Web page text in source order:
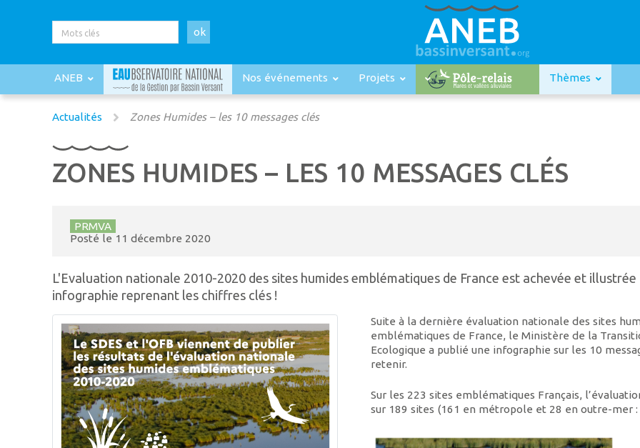
ok
ANEB Nos événements Projets Thèmes
Actualités Zones Humides – les 10 messages clés
ZONES HUMIDES – LES 10 MESSAGES CLÉS
PRMVA
Posté le 11 décembre 2020
L'Evaluation nationale 2010-2020 des sites humides emblématiques de France est achevée et illustrée
infographie reprenant les chiffres clés !
Suite à la dernière évaluation nationale des sites
emblématiques de France, le Ministère de la
Ecologique a publié une infographie sur les 10
retenir.
Sur les 223 sites emblématiques Français,
sur 189 sites (161 en métropole et 28 en outre-mer :